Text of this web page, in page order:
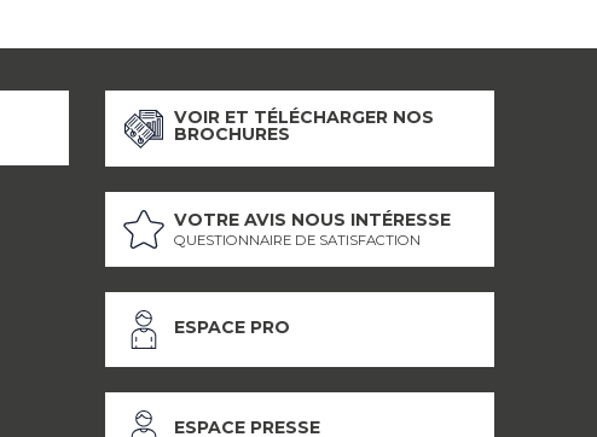
VOIR ET TÉLÉCHARGER NOS
BROCHURES
VOTRE AVIS NOUS INTÉRESSE
QUESTIONNAIRE DE SATISFACTION
ESPACE PRO
ESPACE PRESSE